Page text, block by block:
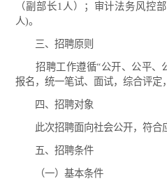
（副部长1人）；审计法务风控
人)。
三、招聘原则
招聘工作遵循“公开、公平、
报名，统一笔试、面试，综合评定
四、招聘对象
此次招聘面向社会公开，符合
五、招聘条件
（一）基本条件